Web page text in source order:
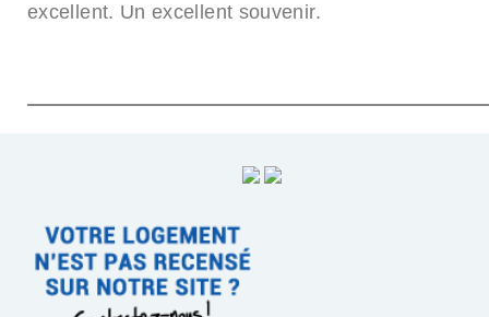
excellent. Un excellent souvenir.